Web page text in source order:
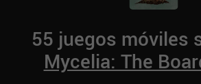
55 juegos móviles
Mycelia: The